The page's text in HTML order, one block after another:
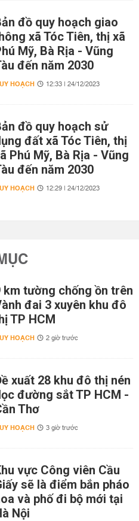
đồ quy hoạch giao
xã Tóc Tiên, thị xã
Mỹ, Bà Rịa - Vũng
đến năm 2030
HOẠCH 12:33 | 24/12/2023
đồ quy hoạch sử
đất xã Tóc Tiên, thị
Phú Mỹ, Bà Rịa - Vũng
đến năm 2030
HOẠCH 12:29 | 24/12/2023
km tường chống ồn trên
đai 3 xuyên khu đô
TP HCM
HOẠCH 2 giờ trước
xuất 28 khu đô thị nén
đường sắt TP HCM -
Thơ
HOẠCH 3 giờ trước
vực Công viên Cầu
sẽ là điểm bắn pháo
và phố đi bộ mới tại
Nội